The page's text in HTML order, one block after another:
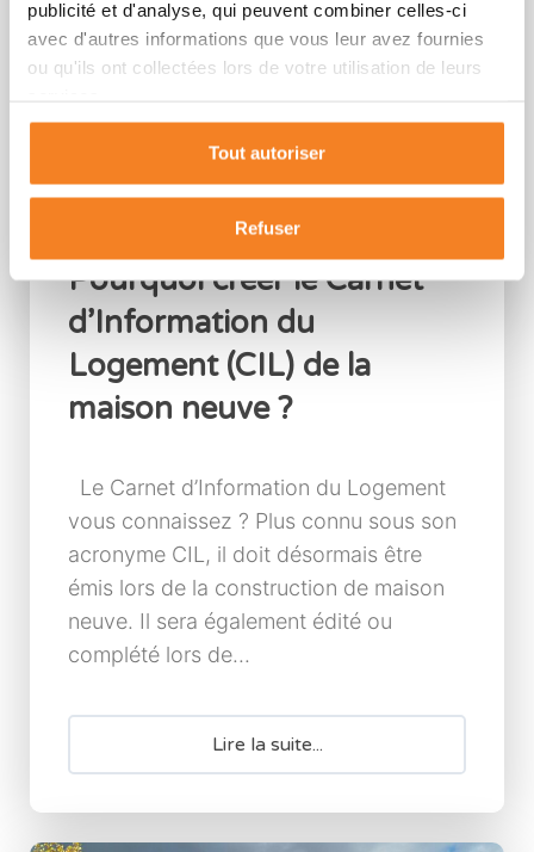
publicité et d'analyse, qui peuvent combiner celles-ci
avec d'autres informations que vous leur avez fournies
ou qu'ils ont collectées lors de votre utilisation de leurs
Tout autoriser
Refuser
Pourquoi créer le Carnet
d’Information du
Logement (CIL) de la
maison neuve ?
Le Carnet d’Information du Logement
vous connaissez ? Plus connu sous son
acronyme CIL, il doit désormais être
émis lors de la construction de maison
neuve. Il sera également édité ou
complété lors de...
Lire la suite...